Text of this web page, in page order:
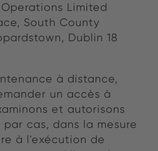
Limited
South County
Dublin 18
à distance,
un accès à
et autorisons
cas, dans la mesure
à l'exécution de